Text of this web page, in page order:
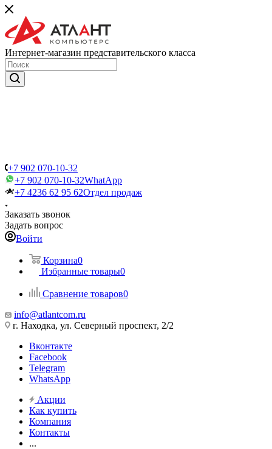
Интернет-магазин представительского класса
+7 902 070-10-32
+7 902 070-10-32WhatApp
+7 4236 62 95 62Отдел продаж
Заказать звонок
Задать вопрос
Войти
Корзина0
Избранные товары0
Сравнение товаров0
info@atlantcom.ru
г. Находка, ул. Северный проспект, 2/2
Вконтакте
Facebook
Telegram
WhatsApp
Акции
Как купить
Компания
Контакты
...